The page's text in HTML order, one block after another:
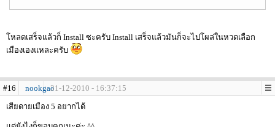
โหลดเสร็จแล้วก็ Install ซะครับ Install เสร็จแล้วมันก็จะไปโผล่ในหวดเลือก
เมืองเองแหละครับ
#16 nookgao31-12-2010 - 16:37:15
เสียดายเมือง 5 อยากได้